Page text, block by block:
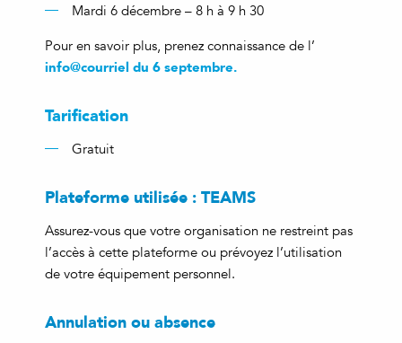
Mardi 6 décembre – 8 h à 9 h 30
Pour en savoir plus, prenez connaissance de l’
info@courriel du 6 septembre.
Tarification
Gratuit
Plateforme utilisée : TEAMS
Assurez-vous que votre organisation ne restreint pas
l’accès à cette plateforme ou prévoyez l’utilisation
de votre équipement personnel.
Annulation ou absence